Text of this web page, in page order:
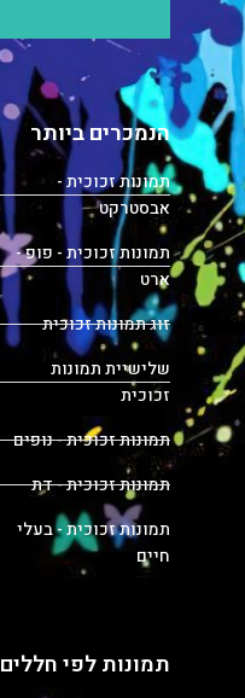
הנמכרים ביותר
תמונות זכוכית -
אבסטרקט
תמונות זכוכית - פופ -
ארט
זוג תמונות זכוכית
שלישיית תמונות
זכוכית
תמונות זכוכית - נופים
תמונות זכוכית - דת
תמונות זכוכית - בעלי
חיים
תמונות לפי חללים